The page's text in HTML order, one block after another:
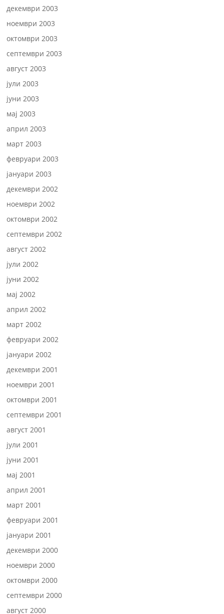
декември 2003
ноември 2003
октомври 2003
септември 2003
август 2003
јули 2003
јуни 2003
мај 2003
април 2003
март 2003
февруари 2003
јануари 2003
декември 2002
ноември 2002
октомври 2002
септември 2002
август 2002
јули 2002
јуни 2002
мај 2002
април 2002
март 2002
февруари 2002
јануари 2002
декември 2001
ноември 2001
октомври 2001
септември 2001
август 2001
јули 2001
јуни 2001
мај 2001
април 2001
март 2001
февруари 2001
јануари 2001
декември 2000
ноември 2000
октомври 2000
септември 2000
август 2000